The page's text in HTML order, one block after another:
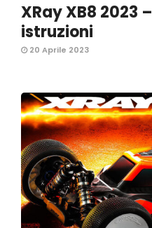
XRay XB8 2023
istruzioni
20 Aprile 2023